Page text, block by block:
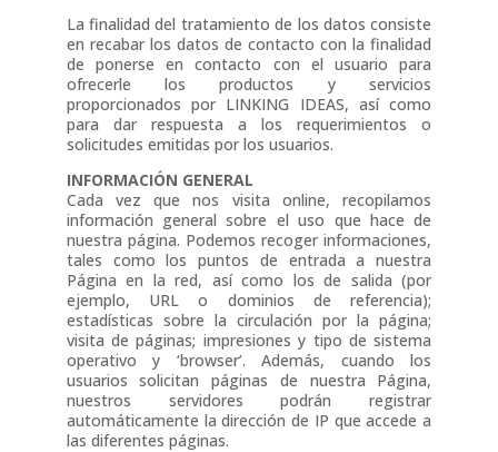
La finalidad del tratamiento de los datos consiste
en recabar los datos de contacto con la finalidad
de ponerse en contacto con el usuario para
ofrecerle los productos y servicios
proporcionados por LINKING IDEAS, así como
para dar respuesta a los requerimientos o
solicitudes emitidas por los usuarios.
INFORMACIÓN GENERAL
Cada vez que nos visita online, recopilamos
información general sobre el uso que hace de
nuestra página. Podemos recoger informaciones,
tales como los puntos de entrada a nuestra
Página en la red, así como los de salida (por
ejemplo, URL o dominios de referencia);
estadísticas sobre la circulación por la página;
visita de páginas; impresiones y tipo de sistema
operativo y ‘browser’. Además, cuando los
usuarios solicitan páginas de nuestra Página,
nuestros servidores podrán registrar
automáticamente la dirección de IP que accede a
las diferentes páginas.